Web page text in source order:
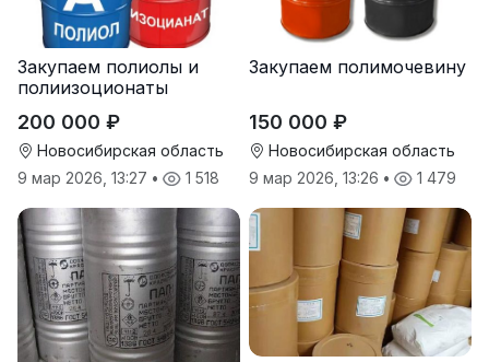
Закупаем полиолы и
полиизоционаты
200 000 ₽
Новосибирская область
9 мар 2026, 13:27 • 1 518
Закупаем полимочевину
150 000 ₽
Новосибирская область
9 мар 2026, 13:26 • 1 479